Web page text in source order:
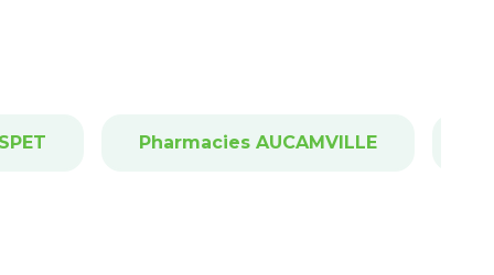
Pharmacies AUCAMVILLE